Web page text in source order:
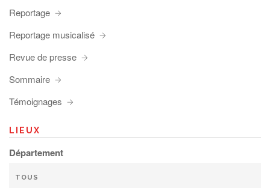
Reportage
Reportage musicalisé
Revue de presse
Sommaire
Témoignages
LIEUX
Département